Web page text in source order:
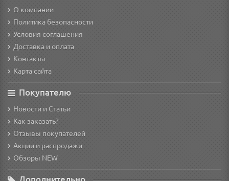
О компании
Политика безопасности
Условия соглашения
Доставка и оплата
Контакты
Карта сайта
Покупателю
Новости и Статьи
Как заказать?
Отзывы покупателей
Акции и распродажи
Обзоры NEW